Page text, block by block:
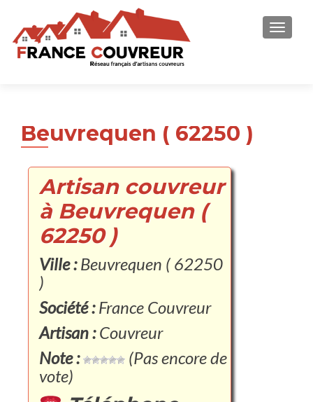
Beuvrequen ( 62250 )
Artisan couvreur
à Beuvrequen (
62250 )
Ville :Beuvrequen ( 62250
)
Société :France Couvreur
Artisan :Couvreur
Note :
(Pas encore de
vote)